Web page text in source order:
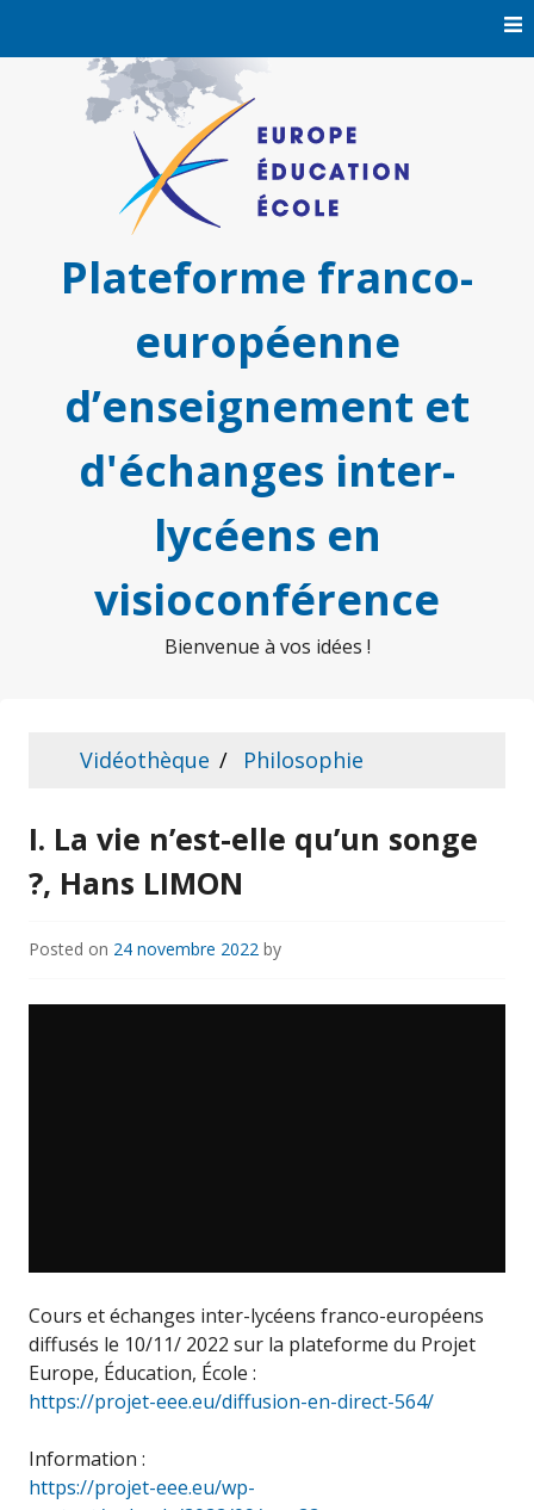
Plateforme franco-
européenne
d’enseignement et
d'échanges inter-
lycéens en
visioconférence
Bienvenue à vos idées !
Vidéothèque Philosophie
I. La vie n’est-elle qu’un songe
?, Hans LIMON
Posted on 24 novembre 2022 by
Cours et échanges inter-lycéens franco-européens
diffusés le 10/11/ 2022 sur la plateforme du Projet
Europe, Éducation, École :
https://projet-eee.eu/diffusion-en-direct-564/
Information :
https://projet-eee.eu/wp-